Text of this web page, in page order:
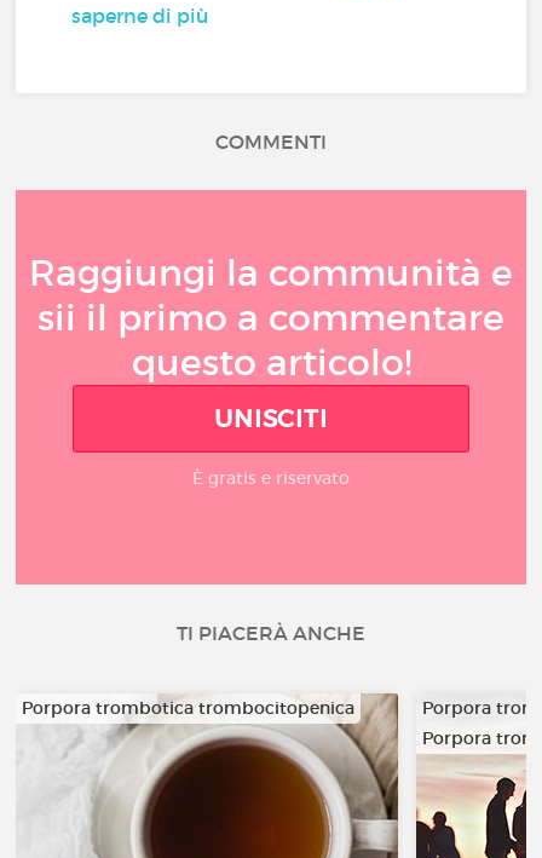
saperne di più
COMMENTI
Raggiungi la communità e
sii il primo a commentare
questo articolo!
UNISCITI
È gratis e riservato
TI PIACERÀ ANCHE
Porpora trombotica trombocitopenica
Porpora
Porpora